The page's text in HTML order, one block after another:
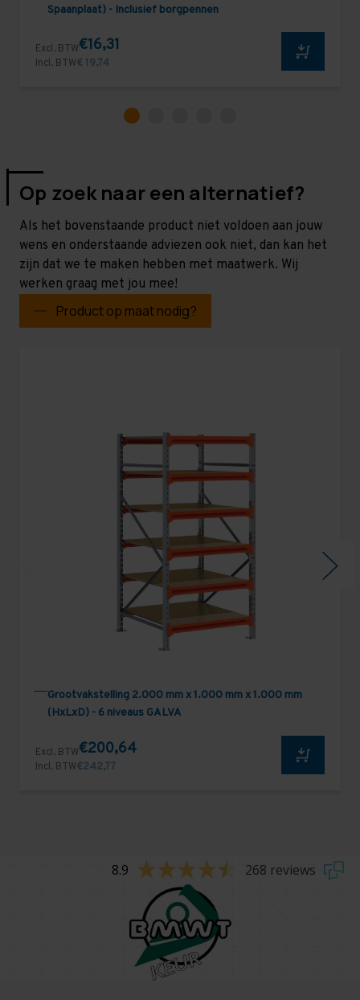
Spaanplaat) - Inclusief borgpennen
Excl. BTW€16,31
Incl. BTW€ 19,74
Op zoek naar een alternatief?
Als het bovenstaande product niet voldoen aan jouw
wens en onderstaande adviezen ook niet, dan kan het
zijn dat we te maken hebben met maatwerk. Wij
werken graag met jou mee!
Product op maat nodig?
Grootvakstelling 2.000 mm x 1.000 mm x 1.000 mm
(HxLxD) - 6 niveaus GALVA
Excl. BTW€200,64
Incl. BTW€242,77
8.9 268 reviews